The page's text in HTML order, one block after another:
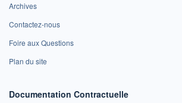
Archives
Contactez-nous
Foire aux Questions
Plan du site
Documentation Contractuelle